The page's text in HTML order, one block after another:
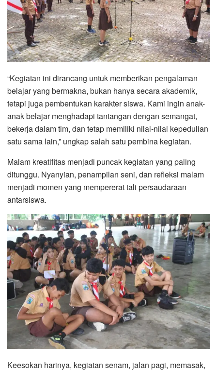
“Kegiatan ini dirancang untuk memberikan pengalaman
belajar yang bermakna, bukan hanya secara akademik,
tetapi juga pembentukan karakter siswa. Kami ingin anak-
anak belajar menghadapi tantangan dengan semangat,
bekerja dalam tim, dan tetap memiliki nilai-nilai kepedulian
satu sama lain,” ungkap salah satu pembina kegiatan.
Malam kreatifitas menjadi puncak kegiatan yang paling
ditunggu. Nyanyian, penampilan seni, dan refleksi malam
menjadi momen yang mempererat tali persaudaraan
antarsiswa.
Keesokan harinya, kegiatan senam, jalan pagi, memasak,